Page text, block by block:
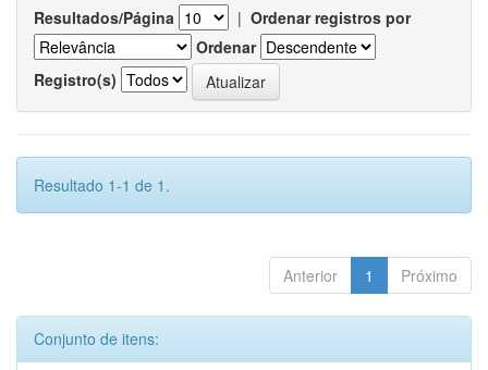
Resultados/Página | Ordenar registros por
Ordenar
Registro(s)
Resultado 1-1 de 1.
Anterior 1 Próximo
Conjunto de itens: